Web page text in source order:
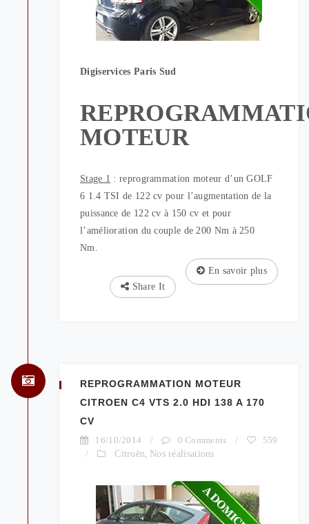
Digiservices Paris Sud
MOTEUR
Stage 1 : reprogrammation moteur d’un GOLF
6 1.4 TSI de 122 cv pour l’augmentation de la
puissance de 122 cv à 150 cv et pour
l’amélioration du couple de 200 Nm à 250
Nm.
En savoir plus
Share It
REPROGRAMMATION MOTEUR
CITROEN C4 VTS 2.0 HDI 138 A 170
CV
16/10/2014 / 0 Comments /
559
/
Citroën, Nos réalisations